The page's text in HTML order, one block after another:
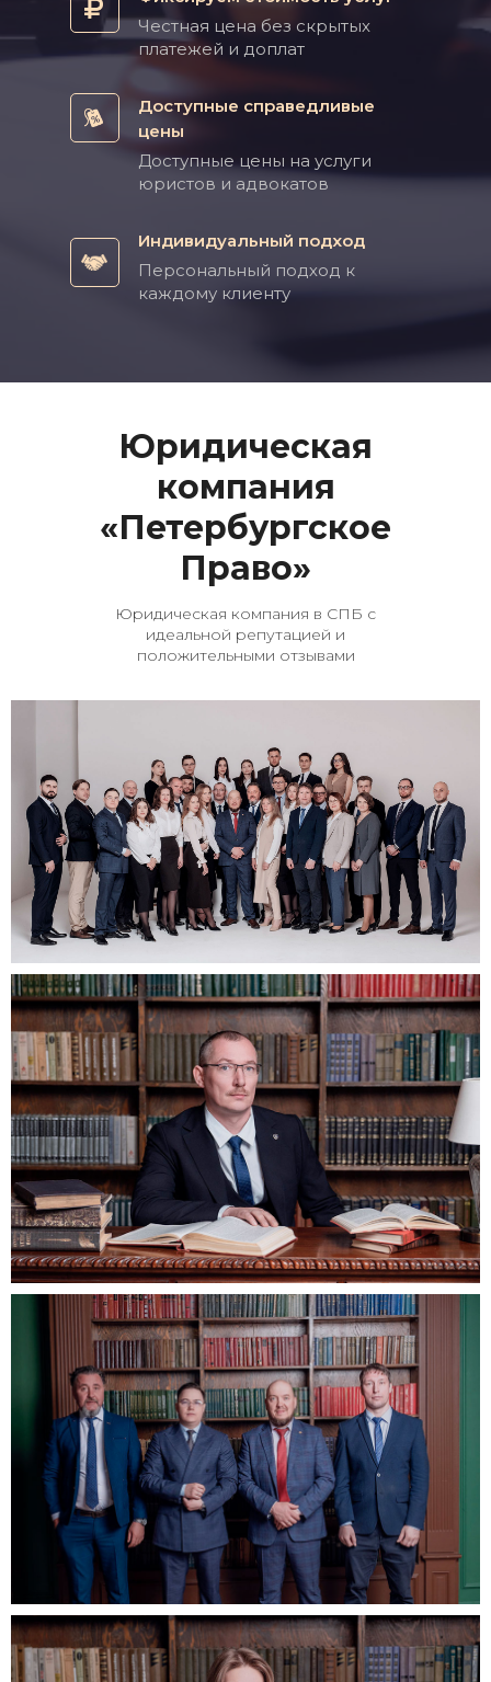
Честная цена без скрытых
платежей и доплат
Доступные справедливые
цены
Доступные цены на услуги
юристов и адвокатов
Индивидуальный подход
Персональный подход к
каждому клиенту
Юридическая
компания
«Петербургское
Право»
Юридическая компания в СПБ с
идеальной репутацией и
положительными отзывами